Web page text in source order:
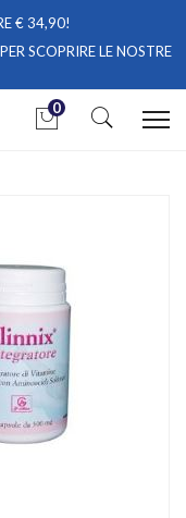
€ 34,90!
PER SCOPRIRE LE NOSTRE
0